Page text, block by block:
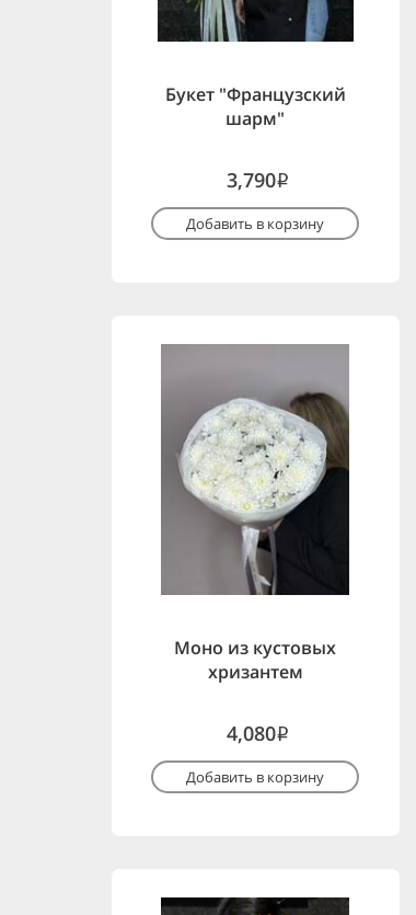
Букет "Французский
шарм"
3,790i
Добавить в корзину
Моно из кустовых
хризантем
4,080i
Добавить в корзину